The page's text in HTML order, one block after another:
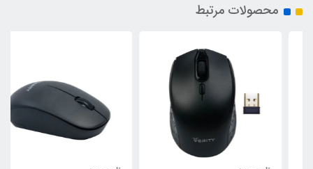
محصولات مرتبط